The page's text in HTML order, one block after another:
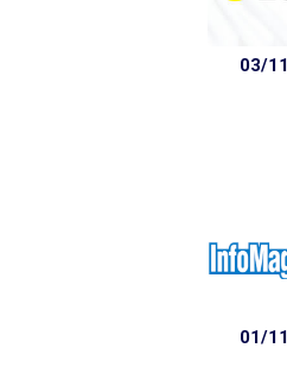
03/
01/